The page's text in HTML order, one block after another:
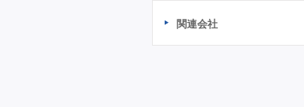
関連会社